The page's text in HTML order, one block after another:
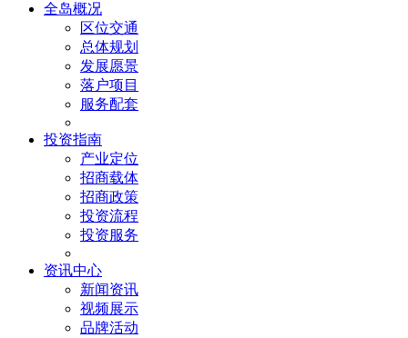
全岛概况
区位交通
总体规划
发展愿景
落户项目
服务配套
投资指南
产业定位
招商载体
招商政策
投资流程
投资服务
资讯中心
新闻资讯
视频展示
品牌活动